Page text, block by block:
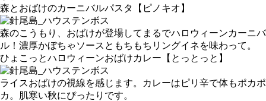
森とおばけのカーニバルパスタ
【ピノキオ】
森のこうもり、おばけが登場してまるでハロウィーンカーニバ
ル！濃厚かぼちゃソースともちもちリングイネを味わって。
ひょこっとハロウィーンおばけカレー 【とっとっと】
ライスおばけの視線を感じます。カレーはピリ辛で体もポカポ
カ。肌寒い秋にぴったりです。